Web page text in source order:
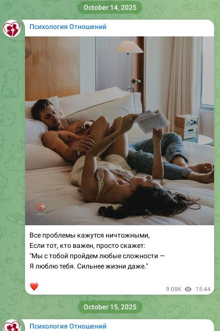
Психология Отношений
Все проблемы кажутся ничтожными,
Если тот, кто важен, просто скажет:
"Мы с тобой пройдем любые сложности —
Я люблю тебя. Сильнее жизни даже."
9.08K 15:44
October 14, 2025
Психология Отношений
October 15, 2025